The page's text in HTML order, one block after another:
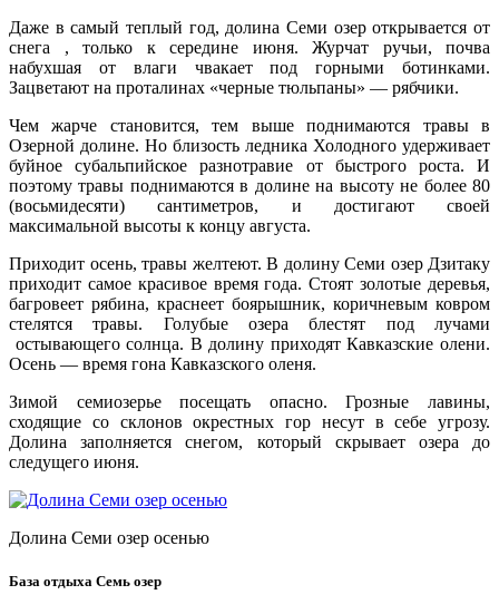
Даже в самый теплый год, долина Семи озер открывается от
снега , только к середине июня. Журчат ручьи, почва
набухшая от влаги чвакает под горными ботинками.
Зацветают на проталинах «черные тюльпаны» — рябчики.
Чем жарче становится, тем выше поднимаются травы в
Озерной долине. Но близость ледника Холодного удерживает
буйное субальпийское разнотравие от быстрого роста. И
поэтому травы поднимаются в долине на высоту не более 80
(восьмидесяти) сантиметров, и достигают своей
максимальной высоты к концу августа.
Приходит осень, травы желтеют. В долину Семи озер Дзитаку
приходит самое красивое время года. Стоят золотые деревья,
багровеет рябина, краснеет боярышник, коричневым ковром
стелятся травы. Голубые озера блестят под лучами
остывающего солнца. В долину приходят Кавказские олени.
Осень — время гона Кавказского оленя.
Зимой семиозерье посещать опасно. Грозные лавины,
сходящие со склонов окрестных гор несут в себе угрозу.
Долина заполняется снегом, который скрывает озера до
следущего июня.
Долина Семи озер осенью
База отдыха Семь озер